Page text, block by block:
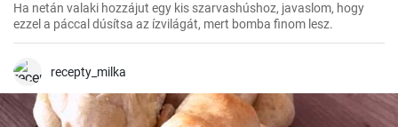
Ha netán valaki hozzájut egy kis szarvashúshoz, javaslom, hogy
ezzel a páccal dúsítsa az ízvilágát, mert bomba finom lesz.
recepty_milka